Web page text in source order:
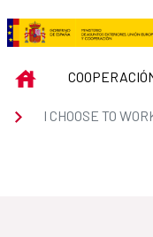
Skip to Main Content
INICIO
I CHOOSE TO